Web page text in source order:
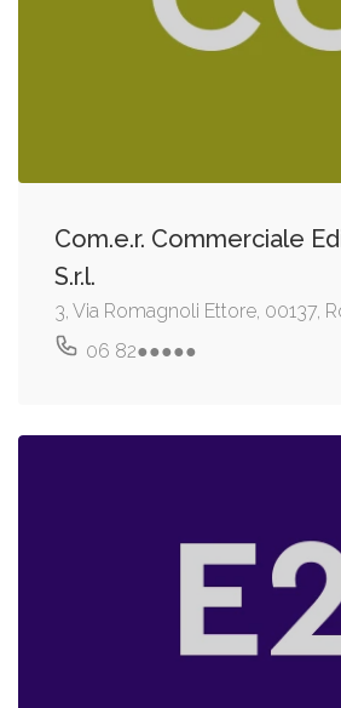
Com.e.r. Commerciale
S.r.l.
3, Via Romagnoli Ettore, 00137,
06 82●●●●●